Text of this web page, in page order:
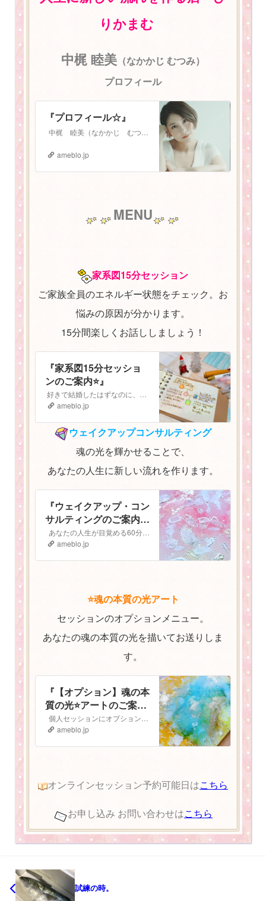
りかまむ
中梶 睦美 （なかかじ むつみ）
プロフィール
『プロフィール☆』
ameblo.jp
MENU
家系図15分セッション
ご家族全員のエネルギー状態をチェック。お
悩みの原因が分かります。
15分間楽しくお話ししましょう！
『家系図15分セッショ
ンのご案内⭐️』
ameblo.jp
ウェイクアップコンサルティング
魂の光を輝かせることで、
あなたの人生に新しい流れを作ります。
『ウェイクアップ・コン
サルティングのご案内
⭐️』
ameblo.jp
⭐️魂の本質の光アート
セッションのオプションメニュー。
あなたの魂の本質の光を描いてお送りしま
す。
『【オプション】魂の本
質の光⭐️アートのご案
内』
ameblo.jp
オンラインセッション予約可能日はこちら
お申し込み お問い合わせはこちら
試練の時。